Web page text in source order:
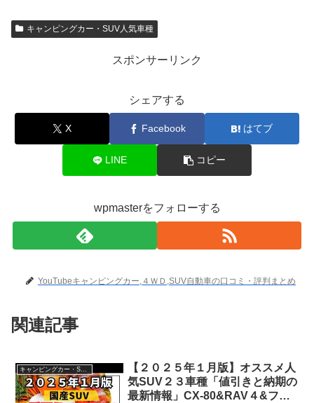
キャンピングカー・SUV人気車種
スポンサーリンク
シェアする
X Facebook はてブ
LINE コピー
wpmasterをフォローする
YouTubeキャンピングカー,４ＷＤ,SUV自動車の口コミ・評判まとめ
関連記事
キャンピングカー・SUV人気車種
【２０２５年１月版】オススメ人
気SUV２３車種「値引きと納期の
最新情報」CX-80&RAV４&フロ